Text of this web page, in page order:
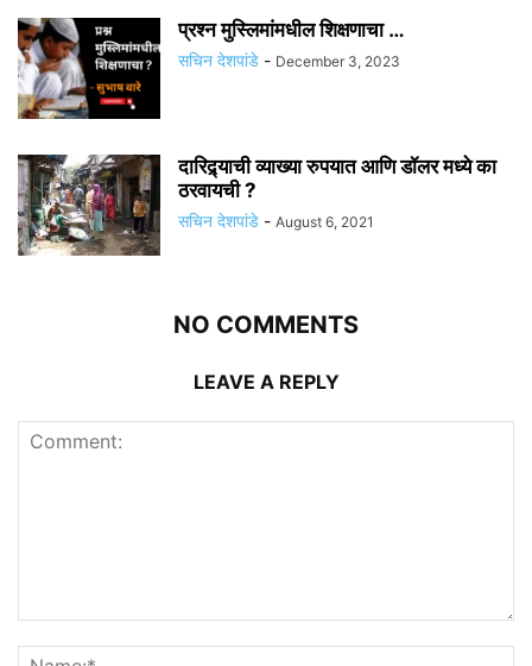
प्रश्न मुस्लिमांमधील शिक्षणाचा …
सचिन देशपांडे - December 3, 2023
दारिद्र्याची व्याख्या रुपयात आणि डॉलर मध्ये का
ठरवायची ?
सचिन देशपांडे - August 6, 2021
NO COMMENTS
LEAVE A REPLY